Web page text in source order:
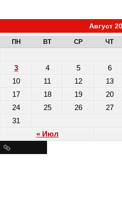
Август
ПН ВТ СР ЧТ
« Июл
3
4 5 6
10
11 12 13
17
18 19 20
24
25 26 27
31